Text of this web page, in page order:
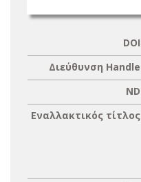
DOI
Διεύθυνση Handle
ND
Εναλλακτικός τίτλος